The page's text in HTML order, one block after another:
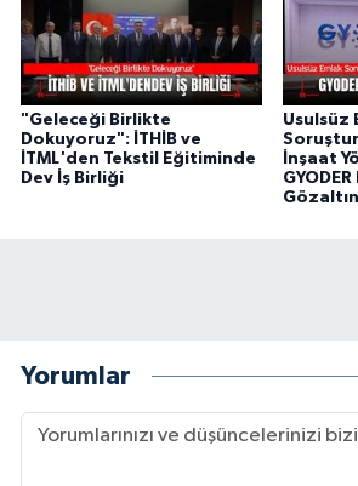
"Geleceği Birlikte
Dokuyoruz": İTHİB ve
İTML'den Tekstil Eğitiminde
Dev İş Birliği
Usulsüz
İnşaat
Yorumlar